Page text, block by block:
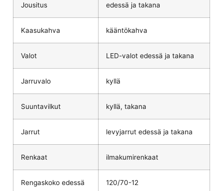
Jousitus edessä ja takana
Kaasukahva kääntökahva
Valot LED-valot edessä ja takana
Jarruvalo kyllä
Suuntavilkut kyllä, takana
Jarrut levyjarrut edessä ja takana
Renkaat ilmakumirenkaat
Rengaskoko edessä 120/70-12